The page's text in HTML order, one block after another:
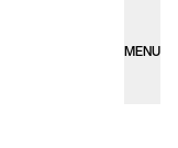
MENU